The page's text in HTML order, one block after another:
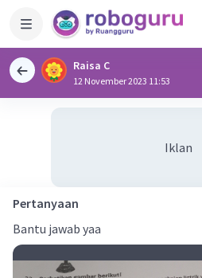
Raisa C
12 November 2023 11:53
Iklan
Pertanyaan
Bantu jawab yaa